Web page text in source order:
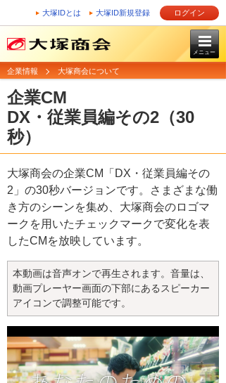
大塚IDとは 大塚ID新規登録 ログイン
メニュー
企業情報 大塚商会について
企業CM
DX・従業員編その2（30
秒）
大塚商会の企業CM「DX・従業員編その
2」の30秒バージョンです。さまざまな働
き方のシーンを集め、大塚商会のロゴマ
ークを用いたチェックマークで変化を表
したCMを放映しています。
本動画は音声オンで再生されます。音量は、
動画プレーヤー画面の下部にあるスピーカー
アイコンで調整可能です。